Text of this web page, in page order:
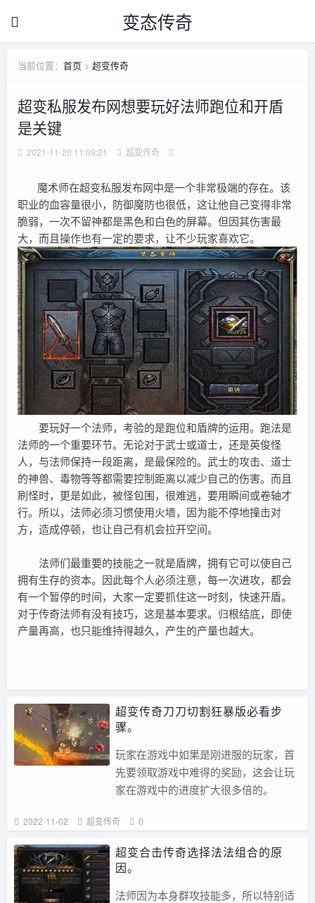
变态传奇
当前位置： 首页 > 超变传奇
超变私服发布网想要玩好法师跑位和开盾
是关键
2021-11-20 11:09:21 超变传奇
魔术师在超变私服发布网中是一个非常极端的存在。该
职业的血容量很小，防御魔防也很低，这让他自己变得非常
脆弱，一次不留神都是黑色和白色的屏幕。但因其伤害最
大，而且操作也有一定的要求，让不少玩家喜欢它。
要玩好一个法师，考验的是跑位和盾牌的运用。跑法是
法师的一个重要环节。无论对于武士或道士，还是英俊怪
人，与法师保持一段距离，是最保险的。武士的攻击、道士
的神兽、毒物等等都需要控制距离以减少自己的伤害。而且
刷怪时，更是如此，被怪包围，很难逃，要用瞬间或卷轴才
行。所以，法师必须习惯使用火墙，因为能不停地撞击对
方，造成停顿，也让自己有机会拉开空间。
法师们最重要的技能之一就是盾牌，拥有它可以使自己
拥有生存的资本。因此每个人必须注意，每一次进攻，都会
有一个暂停的时间，大家一定要抓住这一时刻，快速开盾。
对于传奇法师有没有技巧，这是基本要求。归根结底，即使
产量再高，也只能维持得越久，产生的产量也越大。
超变传奇刀刀切割狂暴版必看步
骤。
玩家在游戏中如果是刚进服的玩家，首
先要领取游戏中难得的奖励，这会让玩
家在游戏中的进度扩大很多倍的。
2022-11-02 超变传奇 0
超变合击传奇选择法法组合的原
因。
法师因为本身群攻技能多，所以特别适